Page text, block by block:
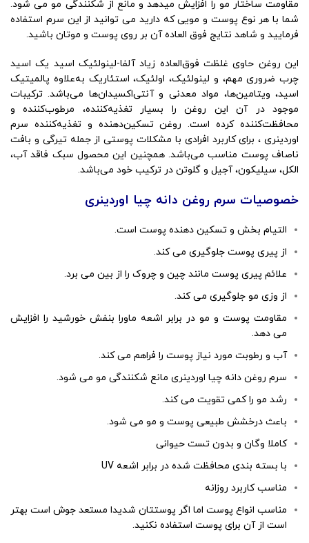
مقاومت ساختار مو را افزایش میدهد و مانع از شکنندگی مو می شود.
شما با هر نوع پوست و مویی که دارید می توانید از این سرم استفاده
فرمایید و شاهد نتایج فوق العاده آن بر روی پوست و موتان باشید.
این روغن حاوی غلظت فوق‌العاده زیاد آلفا-لینولئیک اسید یک اسید
چرب ضروری مهم، و لینولئیک، اولئیک، استئاریک به‌علاوه پالمیتیک
اسید، ویتامین‌ها، مواد معدنی و آنتی‌اکسیدان‌ها می‌باشد. ترکیبات
موجود در آن این روغن را بسیار تغذیه‌کننده، مرطوب‌کننده و
محافظت‌کننده کرده است. روغن تسکین‌دهنده و تغذیه‌کننده سرم
اوردینری ، برای کاربرد افرادی با مشکلات پوستی از جمله تیرگی و بافت
ناصاف پوست مناسب می‌باشد. همچنین این محصول سبک فاقد آب،
الکل، سیلیکون، آجیل و گلوتن در ترکیب خود می‌باشد.
خصوصیات سرم روغن دانه چیا اوردینری
التیام بخش و تسکین دهنده پوست است.
از پیری پوست جلوگیری می کند.
علائم پیری پوست مانند چین و چروک را از بین می برد.
از وزی مو جلوگیری می کند.
مقاومت پوست و مو در برابر اشعه ماورا بنفش خورشید را افزایش
می دهد.
آب و رطوبت مورد نیاز پوست را فراهم می کند.
سرم روغن دانه چیا اوردینری مانع شکنندگی مو می شود.
رشد مو را کمی تقویت می کند.
باعث درخشش طبیعی پوست و مو می شود.
کاملا وگان و بدون تست حیوانی
با بسته بندی محافظت شده در برابر اشعه UV
مناسب کاربرد روزانه
مناسب انواع پوست اما اگر پوستتان شدیدا مستعد جوش است بهتر
است از آن برای پوست استفاده نکنید.